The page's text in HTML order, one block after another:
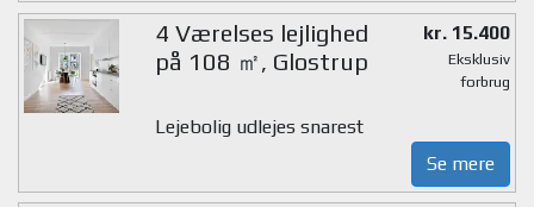
4 Værelses lejlighed
på 108 ㎡, Glostrup
kr. 15.400
Eksklusiv
forbrug
Lejebolig udlejes snarest
Se mere